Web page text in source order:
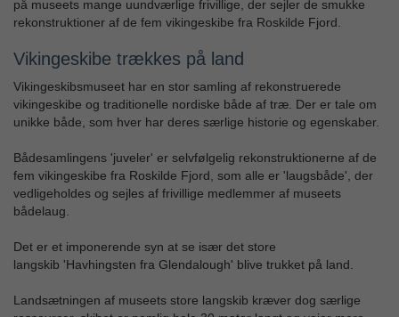
på museets mange uundværlige frivillige, der sejler de smukke
rekonstruktioner af de fem vikingeskibe fra Roskilde Fjord.
Vikingeskibe trækkes på land
Vikingeskibsmuseet har en stor samling af rekonstruerede
vikingeskibe og traditionelle nordiske både af træ. Der er tale om
unikke både, som hver har deres særlige historie og egenskaber.
Bådesamlingens 'juveler' er selvfølgelig rekonstruktionerne af de
fem vikingeskibe fra Roskilde Fjord, som alle er 'laugsbåde', der
vedligeholdes og sejles af frivillige medlemmer af museets
bådelaug.
Det er et imponerende syn at se især det store
langskib 'Havhingsten fra Glendalough' blive trukket på land.
Landsætningen af museets store langskib kræver dog særlige